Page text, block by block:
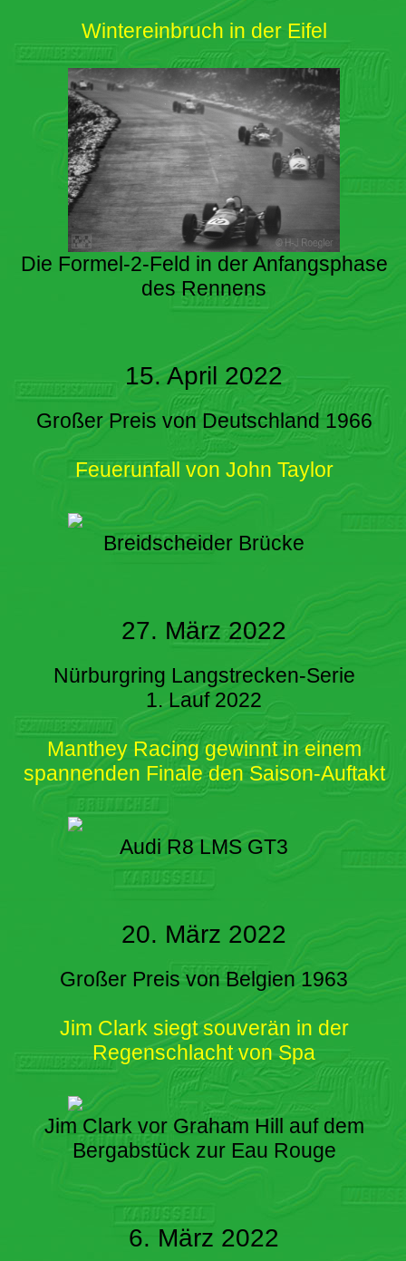
Wintereinbruch in der Eifel
Die Formel-2-Feld in der Anfangsphase
des Rennens
15. April 2022
Großer Preis von Deutschland 1966
Feuerunfall von John Taylor
Breidscheider Brücke
27. März 2022
Nürburgring Langstrecken-Serie
1. Lauf 2022
Manthey Racing gewinnt in einem
spannenden Finale den Saison-Auftakt
Audi R8 LMS GT3
20. März 2022
Großer Preis von Belgien 1963
Jim Clark siegt souverän in der
Regenschlacht von Spa
Jim Clark vor Graham Hill auf dem
Bergabstück zur Eau Rouge
6. März 2022